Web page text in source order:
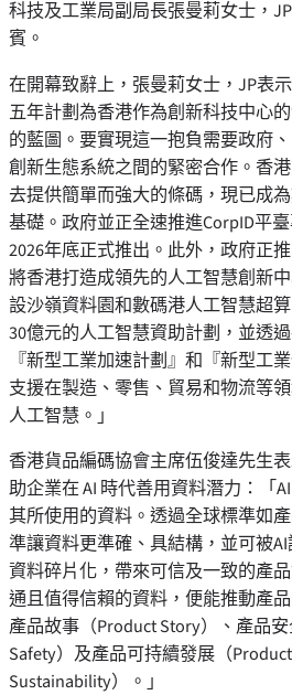
科技及工業局副局長張曼莉女士，
賓。
在開幕致辭上，張曼莉女士，JP表
五年計劃為香港作為創新科技中心
的藍圖。要實現這一抱負需要政府
創新生態系統之間的緊密合作。香
去提供簡單而強大的條碼，現已成
基礎。政府並正全速推進CorpID平
2026年底正式推出。此外，政府正
將香港打造成領先的人工智慧創新
設沙嶺資料園和數碼港人工智慧超
30億元的人工智慧資助計劃，並透
『新型工業加速計劃』和『新型工
支援在製造、零售、貿易和物流等
人工智慧。」
香港貨品編碼協會主席伍俊達先生
助企業在 AI 時代善用資料潛力：「
其所使用的資料。透過全球標準如
準讓資料更準確、具結構，並可被
資料碎片化，帶來可信及一致的產
通且值得信賴的資料，便能推動產品
產品故事（Product Story）、產品
Safety）及產品可持續發展（Product
Sustainability）。」